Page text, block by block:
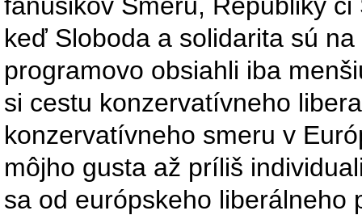
keď Sloboda a solidarita sú
programovo obsiahli iba
si cestu konzervatívneho
konzervatívneho smeru v
môjho gusta až príliš
sa od európskeho liberálneho